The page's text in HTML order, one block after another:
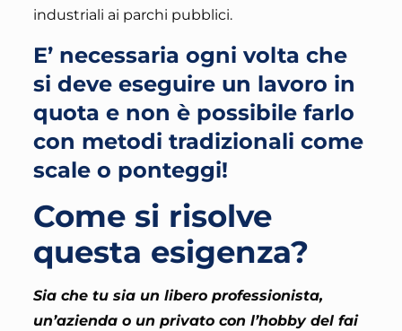
industriali ai parchi pubblici.
E’ necessaria ogni volta che
si deve eseguire un lavoro in
quota e non è possibile farlo
con metodi tradizionali come
scale o ponteggi!
Come si risolve
questa esigenza?
Sia che tu sia un libero professionista,
un’azienda o un privato con l’hobby del fai